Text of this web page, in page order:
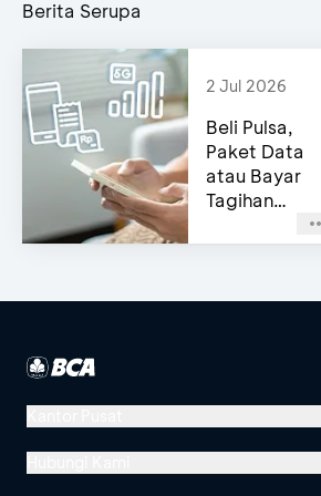
Berita Serupa
2 Jul 2026
Beli Pulsa,
Paket Data
atau Bayar
Tagihan
Pascabayar?
Bisa di e-
Menara BCA, Grand Indonesia
Jl. MH Thamrin No. 1